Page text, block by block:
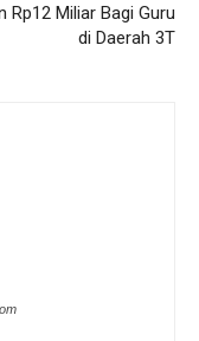
Rp12 Miliar Bagi Guru
di Daerah 3T